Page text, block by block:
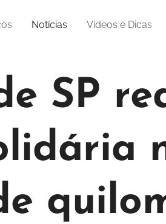
Notícias Vídeos e Dicas
SP